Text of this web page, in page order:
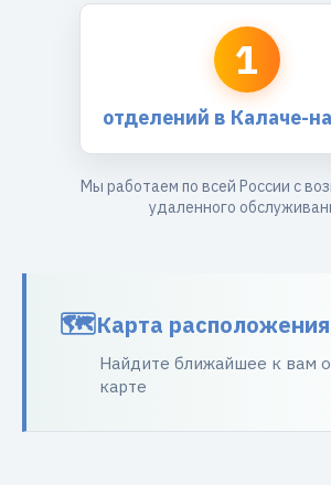
1
отделений в Калаче-
Мы работаем по всей России с
удаленного
Карта
Найдите ближайшее к вам
карте